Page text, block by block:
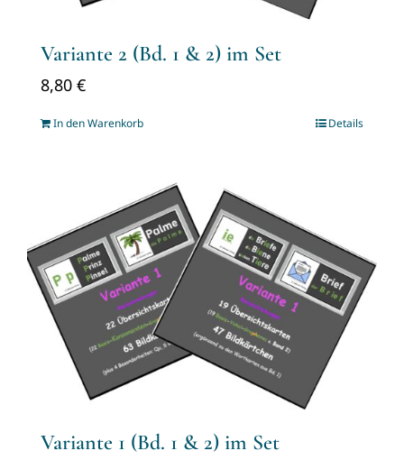
Variante 2 (Bd. 1 & 2) im Set
8,80 €
In den Warenkorb Details
Variante 1 (Bd. 1 & 2) im Set